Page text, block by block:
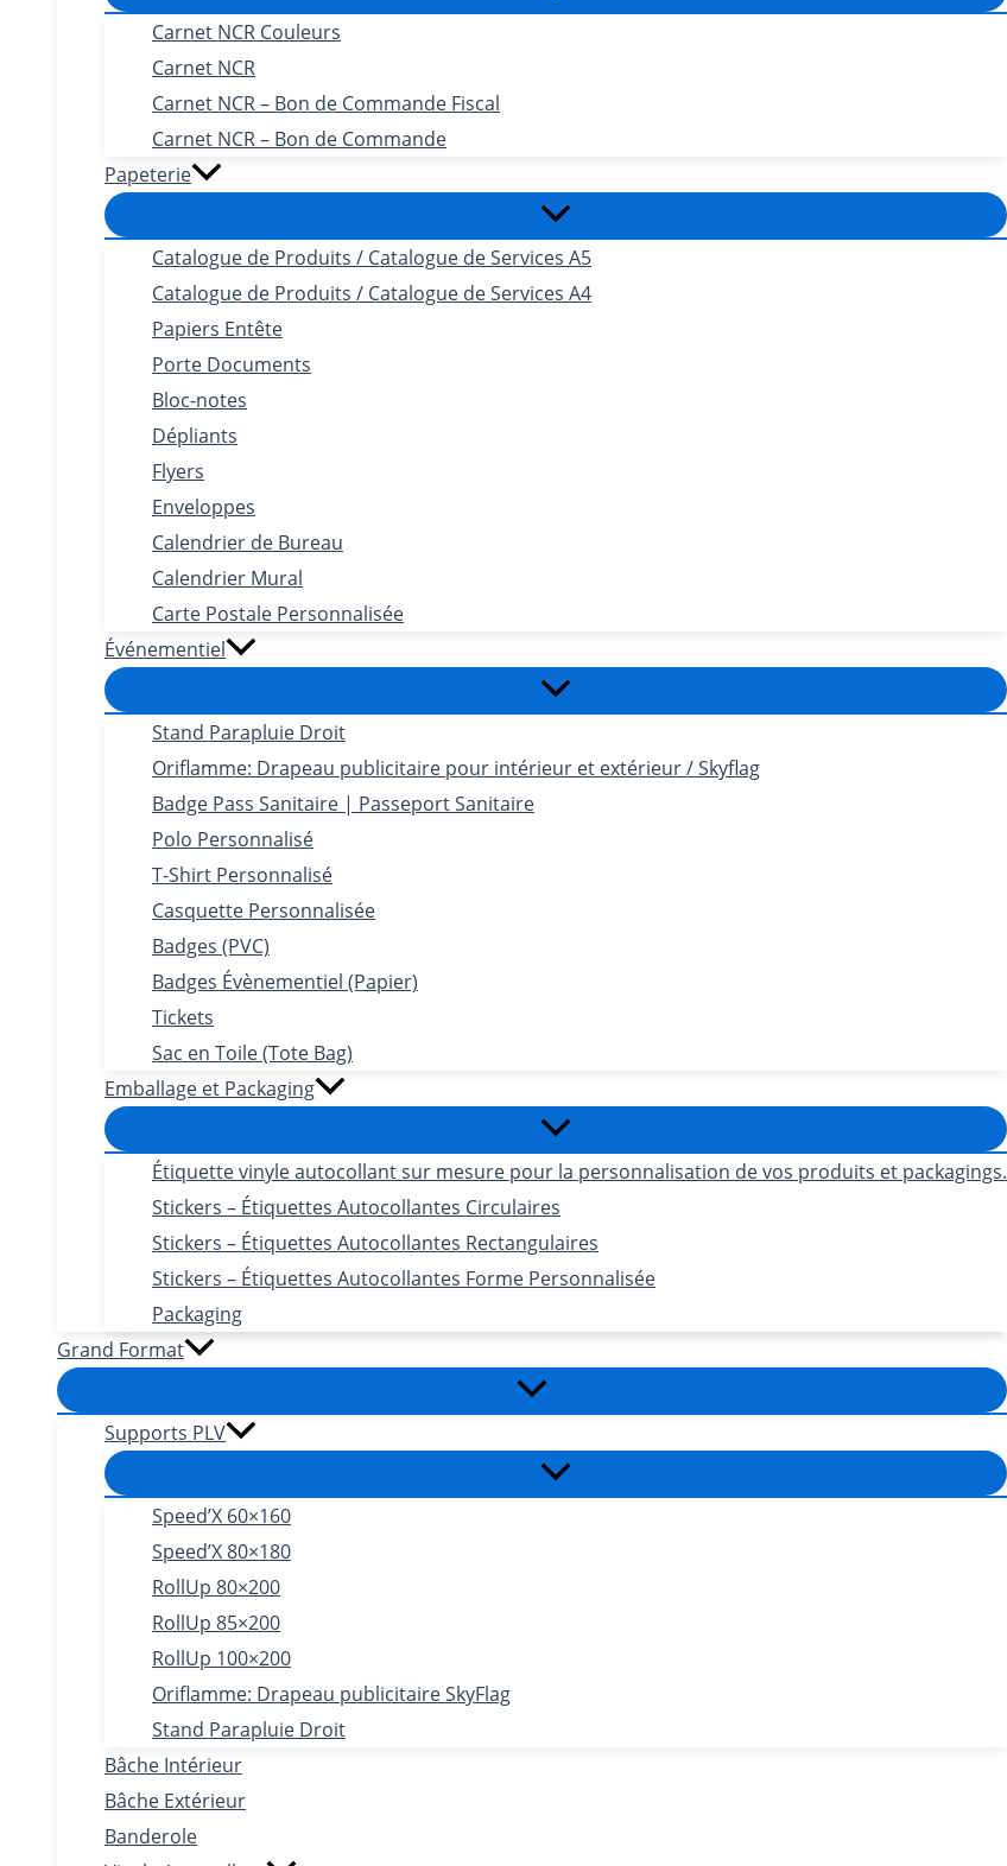
Carnet NCR Couleurs
Carnet NCR
Carnet NCR – Bon de Commande Fiscal
Carnet NCR – Bon de Commande
Papeterie
Catalogue de Produits / Catalogue de Services A5
Catalogue de Produits / Catalogue de Services A4
Papiers Entête
Porte Documents
Bloc-notes
Dépliants
Flyers
Enveloppes
Calendrier de Bureau
Calendrier Mural
Carte Postale Personnalisée
Événementiel
Stand Parapluie Droit
Oriflamme: Drapeau publicitaire pour intérieur et extérieur / Skyflag
Badge Pass Sanitaire | Passeport Sanitaire
Polo Personnalisé
T-Shirt Personnalisé
Casquette Personnalisée
Badges (PVC)
Badges Évènementiel (Papier)
Tickets
Sac en Toile (Tote Bag)
Emballage et Packaging
Étiquette vinyle autocollant sur mesure pour la personnalisation de vos produits et packagings.
Stickers – Étiquettes Autocollantes Circulaires
Stickers – Étiquettes Autocollantes Rectangulaires
Stickers – Étiquettes Autocollantes Forme Personnalisée
Packaging
Grand Format
Supports PLV
Speed’X 60×160
Speed’X 80×180
RollUp 80×200
RollUp 85×200
RollUp 100×200
Oriflamme: Drapeau publicitaire SkyFlag
Stand Parapluie Droit
Bâche Intérieur
Bâche Extérieur
Banderole